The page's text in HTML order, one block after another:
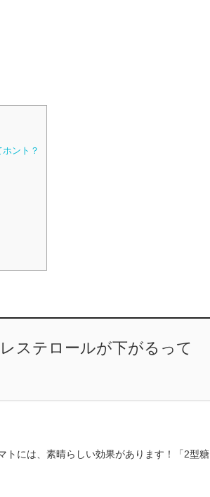
ント？
ステロールが下がるって
トには、素晴らしい効果があります！「2型糖